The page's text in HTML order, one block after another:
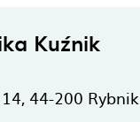
Kuźnik
44-200 Rybnik